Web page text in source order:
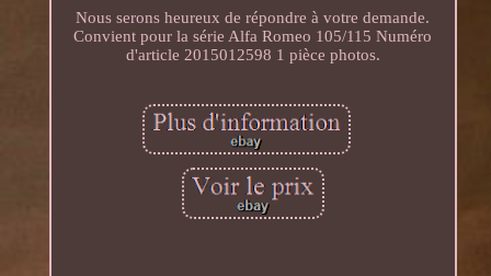
Nous serons heureux de répondre à votre demande.
Convient pour la série Alfa Romeo 105/115 Numéro
d'article 2015012598 1 pièce photos.